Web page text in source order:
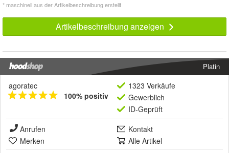
* maschinell aus der Artikelbeschreibung erstellt
Artikelbeschreibung anzeigen
Platin
agoratec
100% positiv
1323 Verkäufe
Gewerblich
ID-Geprüft
Anrufen
Kontakt
Merken
Alle Artikel